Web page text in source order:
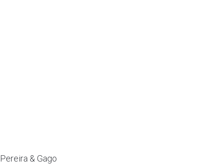
Pereira & Gago